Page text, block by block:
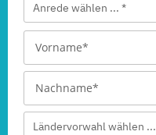
Anrede wählen ... *
Ländervorwahl wählen ...